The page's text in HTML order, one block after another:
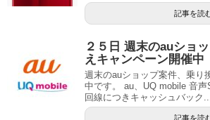
記事を読
２５日 週末のauショ
えキャンペーン開催中
週末のauショップ案件、乗り
中です。 au、UQ mobile 音
回線につきキャッシュバック
記事を読